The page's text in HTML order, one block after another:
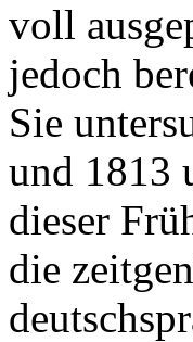
voll
jedoch
Sie
und 1813
dieser
die